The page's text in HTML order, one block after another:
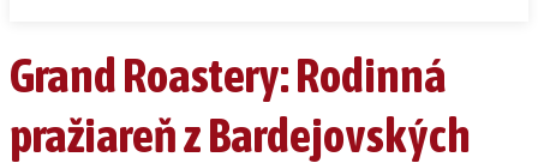
Grand Roastery: Rodinná
pražiareň z Bardejovských